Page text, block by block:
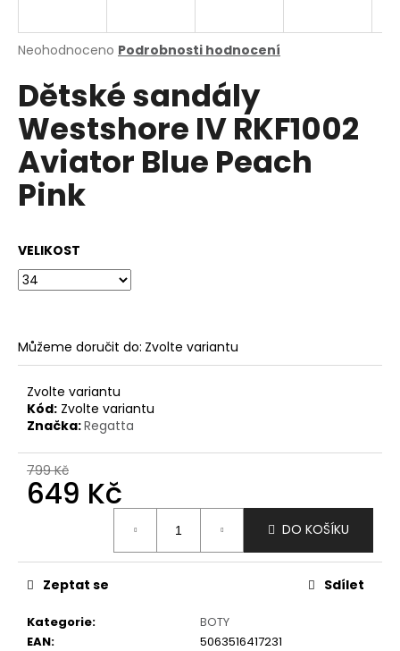
Průměrné
produktu
je
0,0
z
hvězdiček.
Neohodnoceno Podrobnosti hodnocení
Dětské sandály
Westshore IV RKF1002
Aviator Blue Peach
Pink
VELIKOST
Můžeme doručit do: Zvolte variantu
Zvolte variantu
Kód: Zvolte variantu
Značka:Regatta
799 Kč
649 Kč
DO KOŠÍKU
Kategorie:
BOTY
EAN:
5063516417231
Zeptat se Sdílet
j
t
?
D
o
r
u
č
u
e
m